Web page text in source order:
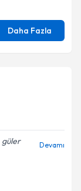
Daha Fazla
güler
Devamı